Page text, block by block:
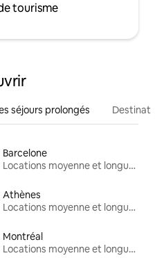
tourisme
séjours prolongés
Barcelone
Locations moyenne et longue durée
Athènes
Locations moyenne et longue durée
Montréal
Locations moyenne et longue durée